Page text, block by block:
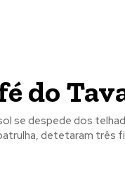
email os artigos do mês
e clique para subscrever:
email os artigos do mês
e clique para subscrever:
do
se despede dos
detetaram